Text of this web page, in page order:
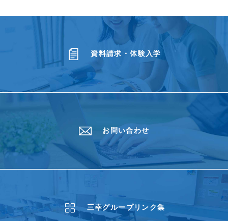
資料請求・体験入学
お問い合わせ
三幸グループリンク集